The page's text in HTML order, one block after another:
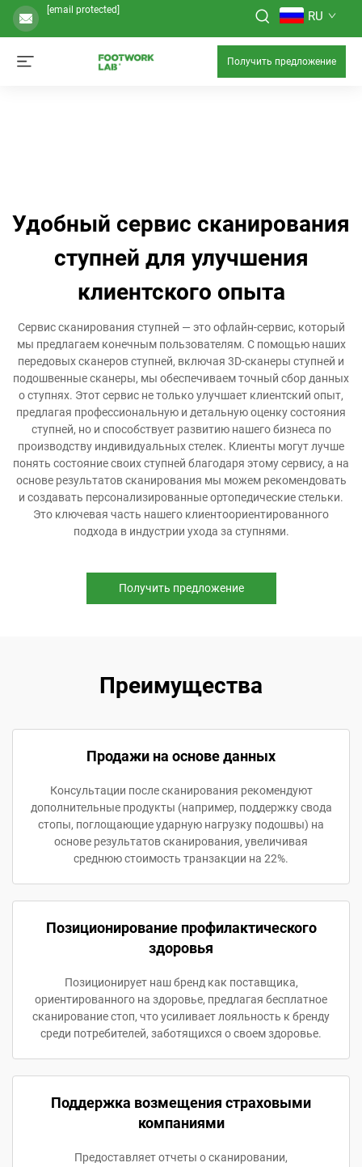
[email protected] RU
Получить предложение
Удобный сервис сканирования
ступней для улучшения
клиентского опыта
Сервис сканирования ступней — это офлайн-сервис, который
мы предлагаем конечным пользователям. С помощью наших
передовых сканеров ступней, включая 3D-сканеры ступней и
подошвенные сканеры, мы обеспечиваем точный сбор данных
о ступнях. Этот сервис не только улучшает клиентский опыт,
предлагая профессиональную и детальную оценку состояния
ступней, но и способствует развитию нашего бизнеса по
производству индивидуальных стелек. Клиенты могут лучше
понять состояние своих ступней благодаря этому сервису, а на
основе результатов сканирования мы можем рекомендовать
и создавать персонализированные ортопедические стельки.
Это ключевая часть нашего клиентоориентированного
подхода в индустрии ухода за ступнями.
Получить предложение
Преимущества
Продажи на основе данных
Консультации после сканирования рекомендуют
дополнительные продукты (например, поддержку свода
стопы, поглощающие ударную нагрузку подошвы) на
основе результатов сканирования, увеличивая
среднюю стоимость транзакции на 22%.
Позиционирование профилактического
здоровья
Позиционирует наш бренд как поставщика,
ориентированного на здоровье, предлагая бесплатное
сканирование стоп, что усиливает лояльность к бренду
среди потребителей, заботящихся о своем здоровье.
Поддержка возмещения страховыми
компаниями
Предоставляет отчеты о сканировании,